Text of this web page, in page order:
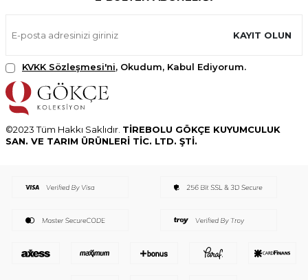
KAYIT OLUN
KVKK Sözleşmesi'ni, Okudum, Kabul Ediyorum.
©2023 Tüm Hakkı Saklıdır. TİREBOLU GÖKÇE KUYUMCULUK
SAN. VE TARIM ÜRÜNLERİ TİC. LTD. ŞTİ.